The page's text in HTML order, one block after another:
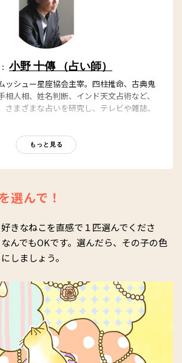
小野 十傳 （占い師）
ッシュー星座協会主宰。四柱推命、古典鬼
人相、姓名判断、インド天文占術など、
さまざまな占いを研究し、テレビや雑誌、
ルサイト
もっと見る
選んで！
きなねこを直感で１匹選んでくださ
んでもOKです。選んだら、その子の色
しましょう。